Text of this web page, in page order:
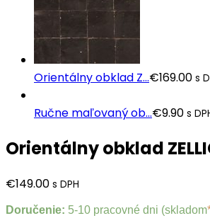
Orientálny obklad Z...€169.00 s
Ručne maľovaný ob...€9.90 s
Orientálny obklad
€149.00 s DPH
Doručenie: 5-10 pracovné dni (skladom